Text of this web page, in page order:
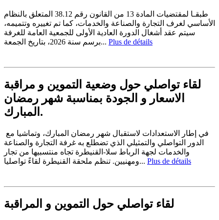
طبقـا لمقتضيات المادة 13 من القانون رقم 38.12 المتعلق بالنظام
الأساسي لغرف التجارة والصناعة والخدمات، كما تم تغييره وتتميمه،
سيتم عقد أشغال الدورة العادية الأولى للجمعية العامة للغرفة
برسم سنة 2026، بتاريخ الجمعة... Plus de détails
لقاء تواصلي حول وضعية التموين و مراقبة
الاسعار و الجودة بمناسبة شهر رمضان
المبارك.
الدور التواصلي والتمثيلي الذي تضطلع به غرفة التجارة والصناعة
والخدمات لجهة الرباط سلا-القنيطرة تجاه منتسبيها من تجار
ومهنيين. تنظم ملحقة القنيطرة لقاءً تواصليا... Plus de détails
لقاء تواصلي حول التموين و المراقبة